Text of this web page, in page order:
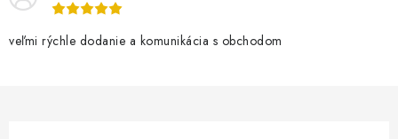
veľmi rýchle dodanie a komunikácia s obchodom